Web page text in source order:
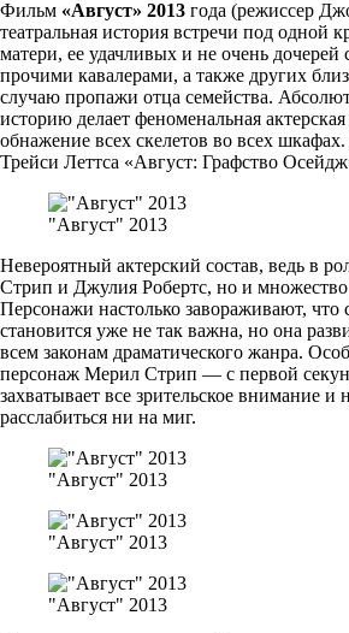
Фильм «Август» 2013 года (режиссер
театральная история встречи под одной
матери, ее удачливых и не очень
прочими кавалерами, а также других
случаю пропажи отца семейства.
историю делает феноменальная
обнажение всех скелетов во всех
Трейси Леттса «Август: Графство
"Август" 2013
Невероятный актерский состав, ведь в
Стрип и Джулия Робертс, но и множество
Персонажи настолько завораживают,
становится уже не так важна, но она
всем законам драматического жанра.
персонаж Мерил Стрип — с первой
захватывает все зрительское внимание и
расслабиться ни на миг.
"Август" 2013
"Август" 2013
"Август" 2013